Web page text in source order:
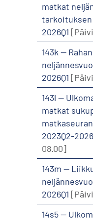
matkat
tarkoituksen
2026Q1
143k --
2026Q1
143l --
matkat
2023Q2-
08.00]
143m --
2026Q1
14s5 --